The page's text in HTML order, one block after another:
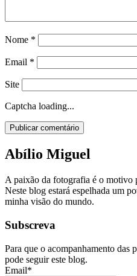
Nome *
Email *
Site
Captcha loading...
Abílio Miguel
A paixão da fotografia é o motivo
Neste blog estará espelhada um
minha visão do mundo.
Subscreva
Para que o acompanhamento das
pode seguir este blog.
Email*